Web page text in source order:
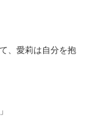
、愛莉は自分を抱